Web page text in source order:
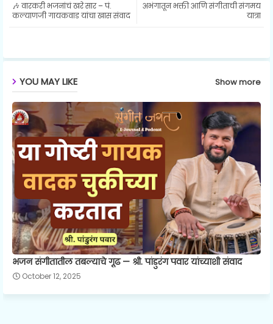
ats
p
अभंगातून भक्ती आणि संगीताची संगमय
यात्रा
🎶 वारकरी भजनांचं खरे सार – पं.
कल्याणजी गायकवाड यांचा खास संवाद
YOU MAY LIKE Show more
भजन संगीतातील तबल्याचे गूढ — श्री. पांडुरंग पवार यांच्याशी संवाद
October 12, 2025